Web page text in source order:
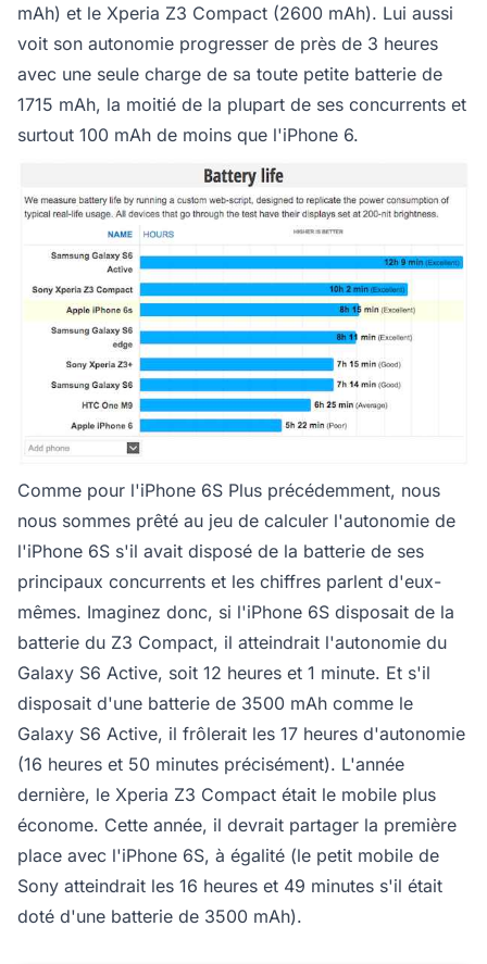
mAh) et le Xperia Z3 Compact (2600 mAh). Lui aussi
voit son autonomie progresser de près de 3 heures
avec une seule charge de sa toute petite batterie de
1715 mAh, la moitié de la plupart de ses concurrents et
surtout 100 mAh de moins que l'iPhone 6.
Comme pour l'iPhone 6S Plus précédemment, nous
nous sommes prêté au jeu de calculer l'autonomie de
l'iPhone 6S s'il avait disposé de la batterie de ses
principaux concurrents et les chiffres parlent d'eux-
mêmes. Imaginez donc, si l'iPhone 6S disposait de la
batterie du Z3 Compact, il atteindrait l'autonomie du
Galaxy S6 Active, soit 12 heures et 1 minute. Et s'il
disposait d'une batterie de 3500 mAh comme le
Galaxy S6 Active, il frôlerait les 17 heures d'autonomie
(16 heures et 50 minutes précisément). L'année
dernière, le Xperia Z3 Compact était le mobile plus
économe. Cette année, il devrait partager la première
place avec l'iPhone 6S, à égalité (le petit mobile de
Sony atteindrait les 16 heures et 49 minutes s'il était
doté d'une batterie de 3500 mAh).